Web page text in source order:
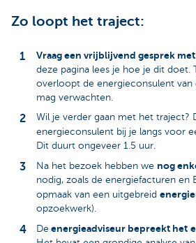
Zo loopt het traject:
Vraag een vrijblijvend gesprek
deze pagina lees je hoe je dit doet.
overloopt de energieconsulent
mag verwachten.
Wil je verder gaan met het traject?
energieconsulent bij je langs voor
Dit duurt ongeveer 1.5 uur.
Na het bezoek hebben we nog
nodig, zoals de energiefacturen en
opmaak van een uitgebreid
opzoekwerk).
De energieadviseur bepreekt het